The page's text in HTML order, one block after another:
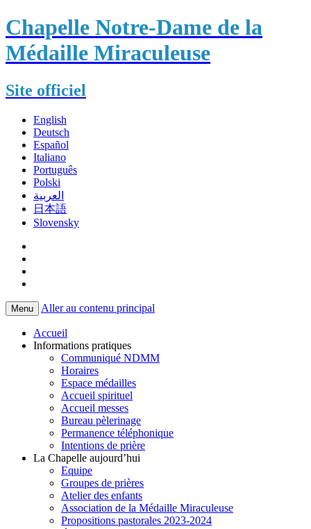
Chapelle Notre-Dame de la
Médaille Miraculeuse
Site officiel
English
Deutsch
Español
Italiano
Português
Polski
العربية
日本語
Slovensky
Menu Aller au contenu principal
Accueil
Informations pratiques
Communiqué NDMM
Horaires
Espace médailles
Accueil spirituel
Accueil messes
Bureau pèlerinage
Permanence téléphonique
Intentions de prière
La Chapelle aujourd’hui
Equipe
Groupes de prières
Atelier des enfants
Association de la Médaille Miraculeuse
Propositions pastorales 2023-2024